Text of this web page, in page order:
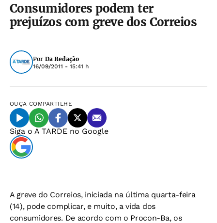
Consumidores podem ter
prejuízos com greve dos Correios
Por Da Redação
16/09/2011 - 15:41 h
OUÇA COMPARTILHE
Siga o A TARDE no Google
A greve do Correios, iniciada na última quarta-feira
(14), pode complicar, e muito, a vida dos
consumidores. De acordo com o Procon-Ba, os